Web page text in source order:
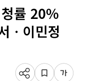
청률 20%
ㆍ이민정